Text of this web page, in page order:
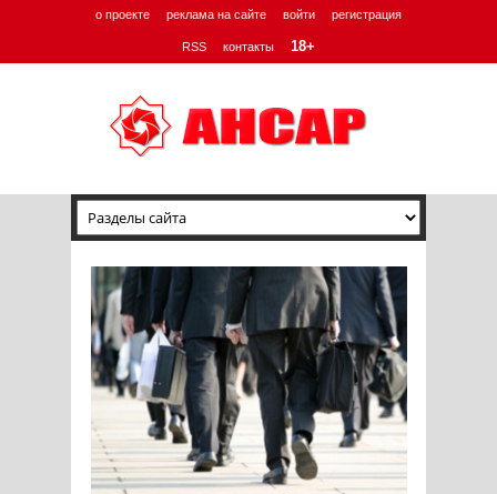
о проекте реклама на сайте войти регистрация
RSS контакты 18+